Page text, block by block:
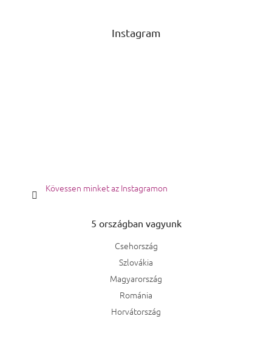
Instagram
Kövessen minket az Instagramon
5 országban vagyunk
Csehország
Szlovákia
Magyarország
Románia
Horvátország